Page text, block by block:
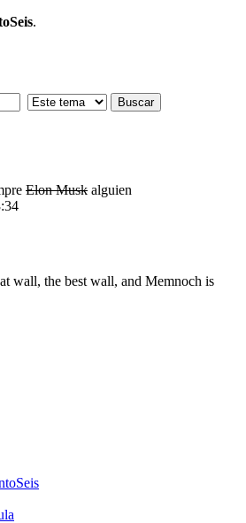
.
Elon Musk alguien
wall, the best wall, and Memnoch is